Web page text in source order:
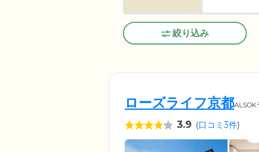
絞り込み
ローズライフ京都ALSOK
3.9 (口コミ3件)